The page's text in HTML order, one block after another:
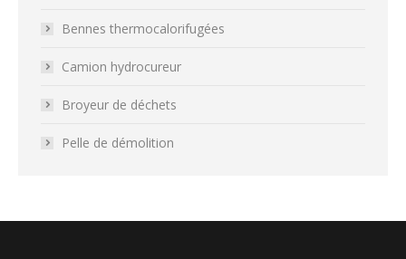
Bennes thermocalorifugées
Camion hydrocureur
Broyeur de déchets
Pelle de démolition